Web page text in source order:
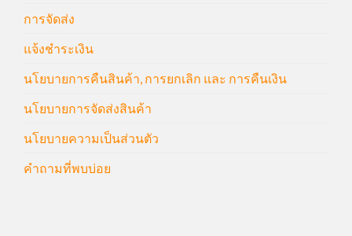
การจัดส่ง
แจ้งชำระเงิน
นโยบายการคืนสินค้า, การยกเลิก และ การคืนเงิน
นโยบายการจัดส่งสินค้า
นโยบายความเป็นส่วนตัว
คำถามที่พบบ่อย